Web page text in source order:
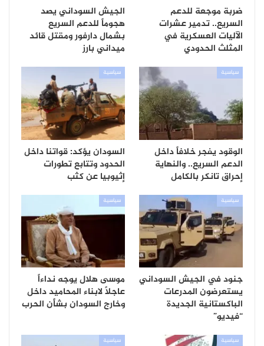
ضربة موجعة للدعم
السريع.. تدمير عشرات
الآليات العسكرية في
المثلث الحدودي
الجيش السوداني يصد
هجوماً للدعم السريع
بشمال دارفور ومقتل قائد
ميداني بارز
سياسية
الوقود يفجر خلافاً داخل
الدعم السريع.. والنهاية
إحراق تانكر بالكامل
سياسية
السودان يؤكد: قواتنا داخل
الحدود وتتابع تطورات
إثيوبيا عن كثب
سياسية
جنود في الجيش السوداني
يستعرضون المدرعات
الباكستانية الجديدة
“فيديو”
سياسية
موسى هلال يوجه نداءاً
عاجلاً لابناء المحاميد داخل
وخارج السودان بشأن الحرب
سياسية سياسية